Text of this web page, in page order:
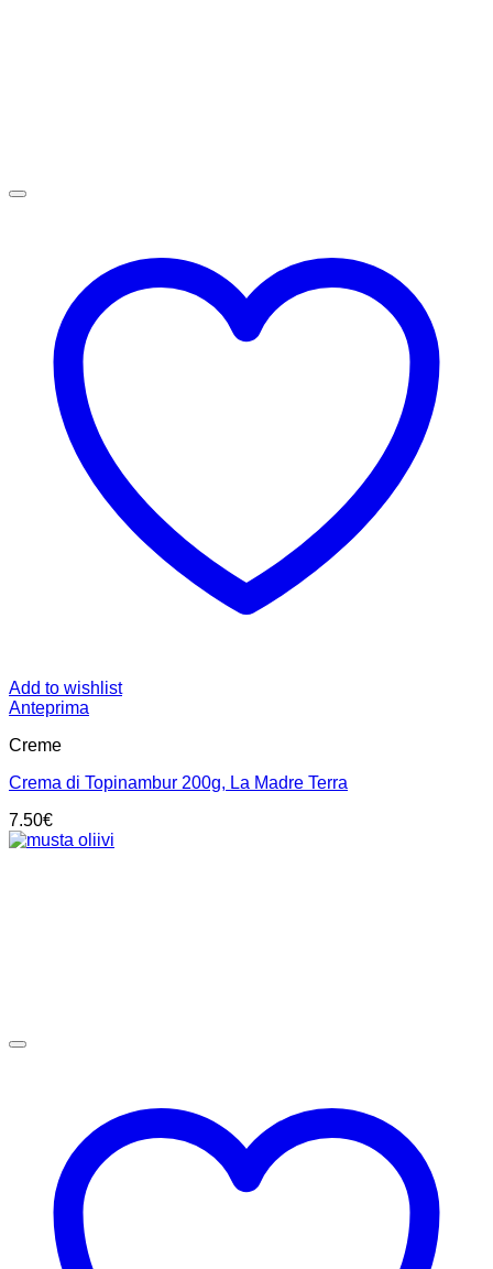
Add to wishlist
Anteprima
Creme
Crema di Topinambur 200g, La Madre Terra
7.50€